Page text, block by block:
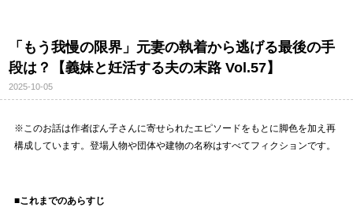
「もう我慢の限界」元妻の執着から逃げる最後の手
段は？【義妹と妊活する夫の末路 Vol.57】
2025-10-05
※このお話は作者ぽん子さんに寄せられたエピソードをもとに脚色を加え再
構成しています。登場人物や団体や建物の名称はすべてフィクションです。
■これまでのあらすじ